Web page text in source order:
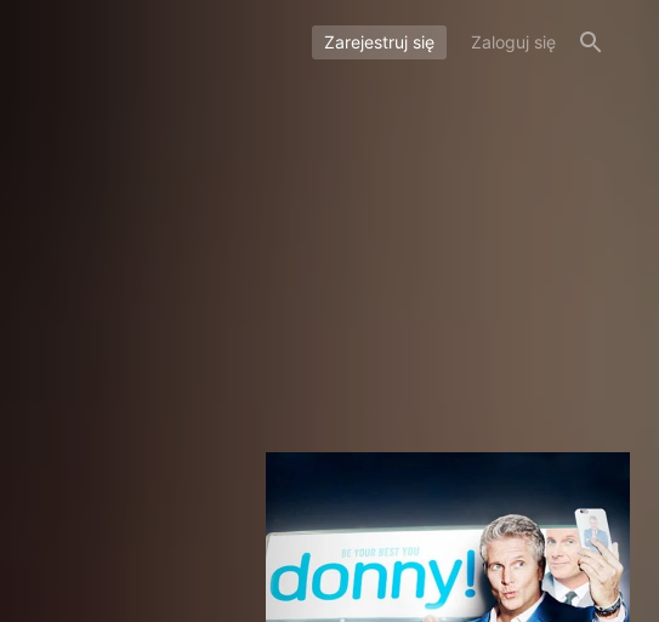
Zarejestruj się Zaloguj się